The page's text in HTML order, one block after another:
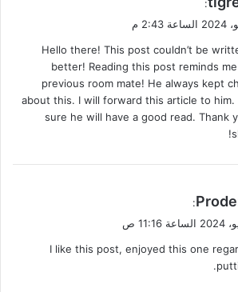
:
Hello there! This post couldn’t be
better! Reading this post reminds
previous room mate! He always kept
about this. I will forward this article to him.
sure he will have a good read. Thank
:
I like this post, enjoyed this one